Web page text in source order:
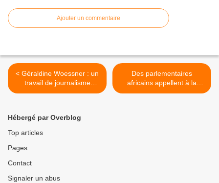
Ajouter un commentaire
< Géraldine Woessner : un
travail de journalisme
rigoureux vaut une (des)
Des parlementaires
africains appellent à la
mécanisation de
Hébergé par Overblog
Top articles
Pages
Contact
Signaler un abus